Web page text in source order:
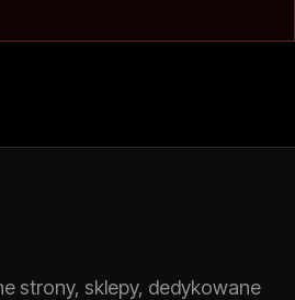
strony, sklepy, dedykowane